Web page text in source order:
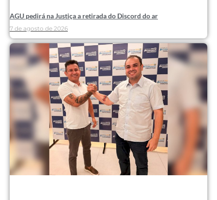
AGU pedirá na Justiça a retirada do Discord do ar
7 de agosto de 2026